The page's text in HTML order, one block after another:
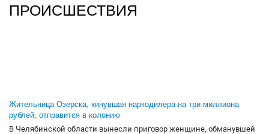
ПРОИСШЕСТВИЯ
Жительница Озерска, кинувшая наркодилера на три миллиона
рублей, отправится в колонию
В Челябинской области вынесли приговор женщине, обманувшей